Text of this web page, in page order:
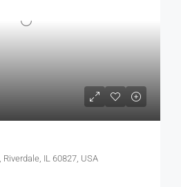
IL 60827, USA